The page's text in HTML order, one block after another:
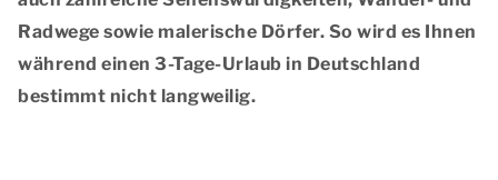
Radwege sowie malerische Dörfer. So wird es Ihnen
während einen 3-Tage-Urlaub in Deutschland
bestimmt nicht langweilig.